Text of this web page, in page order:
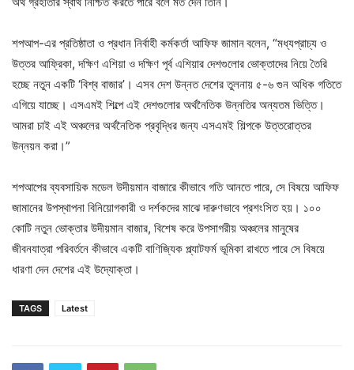
শপআপ-এর প্রতিষ্ঠাতা ও প্রধান নির্বাহী কর্মকর্তা আফিফ জামানবলেন, “মধ্যপ্রাচ্য ও
উত্তর আফ্রিকা, দক্ষিণ এশিয়া ও দক্ষিণ পূর্ব এশিয়ার দেশগুলোর ভোক্তাদের নিয়ে তৈরি
হচ্ছে নতুন একটি ‘বিশ্ব বাজার’। এসব দেশ উন্নত দেশের তুলনায় ৫-৬ গুন অধিক গতিতে
এগিয়ে যাচ্ছে। এসএমই শিল্পে এই দেশগুলোর অর্থনৈতিক উন্নতির অন্যতম ভিত্তি।
আমরা চাই এই অঞ্চলের অর্থনৈতিক প্রবৃদ্ধির জন্য এসএমই শিল্পকে উত্তরোত্তর
উন্নয়ন করা।”
শপআপের ব্যবসায়িক মডেল উদীয়মান বাজারে কীভাবে গতি আনতে পারে, সে বিষয়ে আফিফ
জামানের উপস্থাপনা বিনিয়োগকারী ও দর্শকদের মাঝে দারুণভাবে প্রশংসিত হয়। ১০০
কোটি নতুন ভোক্তার উদীয়মান বাজার, বিশেষ করে উপসাগরীয় অঞ্চলের মানুষের
জীবনযাত্রা পরিবর্তনে কীভাবে একটি বাণিজ্যিক প্ল্যাটফর্ম ভূমিকা রাখতে পারে সে বিষয়ে
ধারণা দেন দেশের এই উদ্যোক্তা।
TAGS Latest